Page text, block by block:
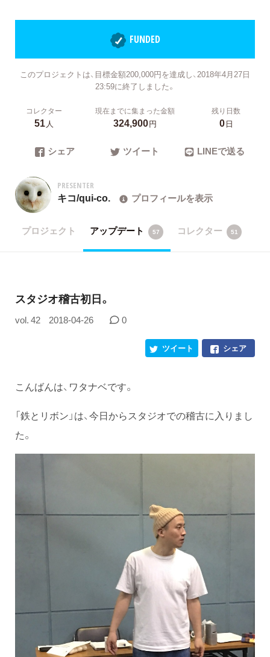
FUNDED
このプロジェクトは、目標金額200,000円を達成し、2018年4月27日
23:59に終了しました。
コレクター
51人
現在までに集まった金額
324,900円
残り日数
0日
シェア ツイート LINEで送る
PRESENTER
キコ/qui-co. プロフィールを表示
プロジェクト アップデート 57 コレクター 51
スタジオ稽古初日。
vol. 42 2018-04-26 0
シェア
ツイート
こんばんは、ワタナベです。
「鉄とリボン」は、今日からスタジオでの稽古に入りまし
た。